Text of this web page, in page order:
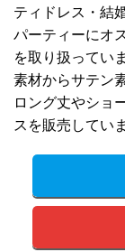
ティドレス・結
パーティーにオ
を取り扱ってい
素材からサテン
ロング丈やショ
スを販売してい